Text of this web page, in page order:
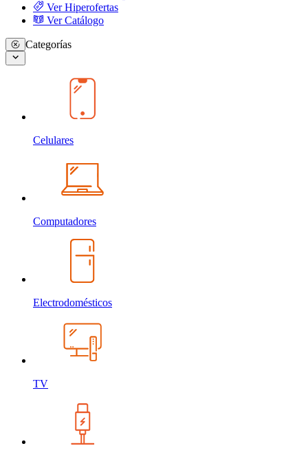
Ver Hiperofertas
Ver Catálogo
Categorías
Celulares
Computadores
Electrodomésticos
TV